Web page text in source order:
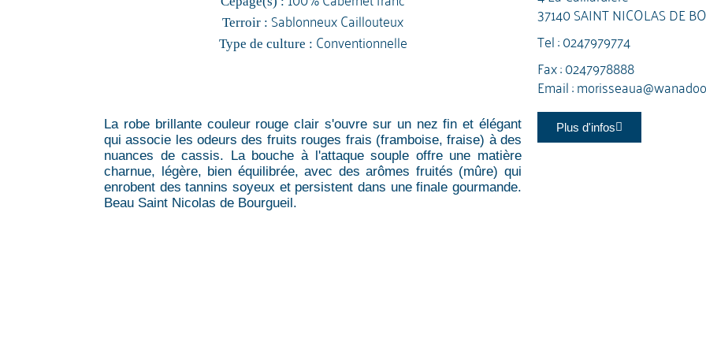
Terroir : Sablonneux Caillouteux
Type de culture : Conventionnelle
La robe brillante couleur rouge clair s'ouvre sur un nez fin et élégant
qui associe les odeurs des fruits rouges frais (framboise, fraise) à des
nuances de cassis. La bouche à l'attaque souple offre une matière
charnue, légère, bien équilibrée, avec des arômes fruités (mûre) qui
enrobent des tannins soyeux et persistent dans une finale gourmande.
Beau Saint Nicolas de Bourgueil.
37140 SAINT NICOLAS DE
Tel :0247979774
Fax : 0247978888
Email :
Plus d'infos